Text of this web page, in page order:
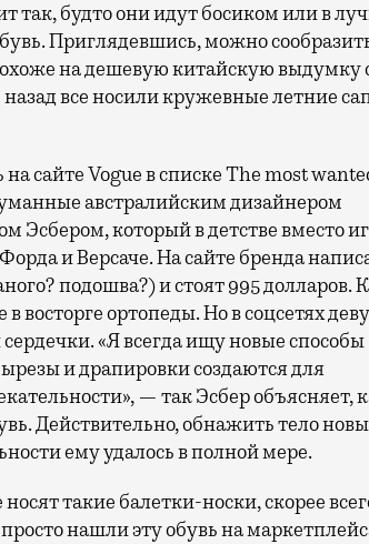
так, будто они идут босиком или в
Приглядевшись, можно
на дешевую китайскую выдумку
все носили кружевные летние
сайте Vogue в списке The most
австралийским дизайнером
Эсбером, который в детстве вместо
и Версаче. На сайте бренда
подошва?) и стоят 995 долларов.
восторге ортопеды. Но в соцсетях
«Я всегда ищу новые способы
и драпировки создаются для
— так Эсбер объясняет,
Действительно, обнажить тело
ему удалось в полной мере.
такие балетки-носки, скорее
нашли эту обувь на